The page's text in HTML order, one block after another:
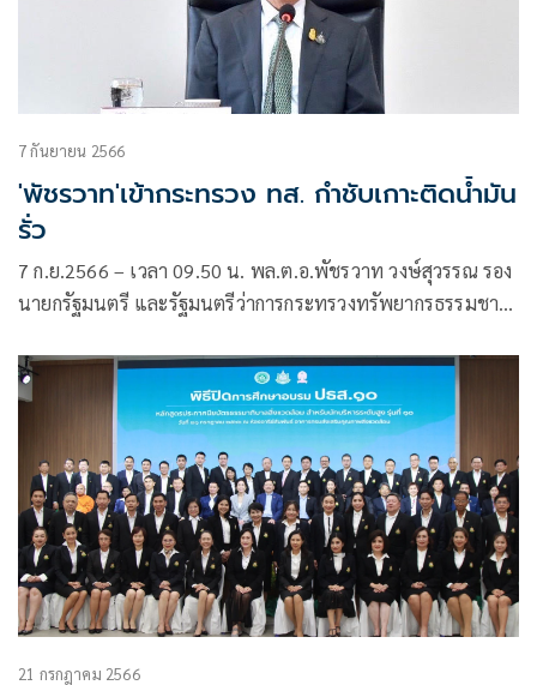
7 กันยายน 2566
'พัชรวาท'เข้ากระทรวง ทส. กำชับเกาะติดน้ำมัน
รั่ว
7 ก.ย.2566 – เวลา 09.50 น. พล.ต.อ.พัชรวาท วงษ์สุวรรณ รอง
นายกรัฐมนตรี และรัฐมนตรีว่าการกระทรวงทรัพยากรธรรมชาติ
ทรัพยากรธรรมชาติและสิ่งแวดล้อมเป็นวันแรก โดยมีนายจตุพร
บุรุษพัฒน์ ปลัดกระทรวงทรัพยากรธรรมชาติและสิ่งแวดล้อม
(ปกท.ทส.)
21 กรกฎาคม 2566